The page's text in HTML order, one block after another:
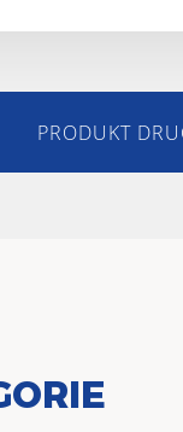
PRODUKT